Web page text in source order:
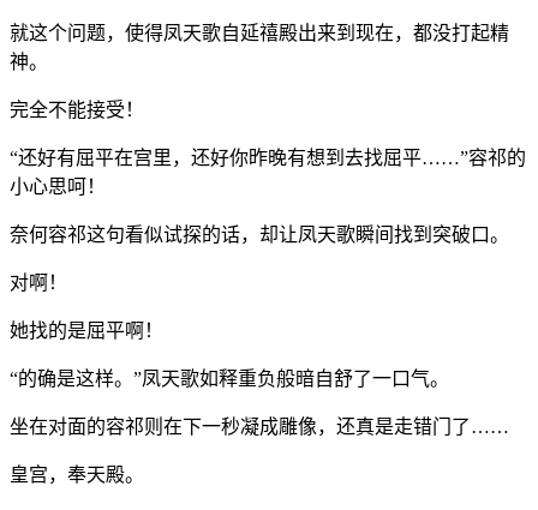
就这个问题，使得凤天歌自延禧殿出来到现在，都没打起精
神。
完全不能接受！
“还好有屈平在宫里，还好你昨晚有想到去找屈平……”容祁的
小心思呵！
奈何容祁这句看似试探的话，却让凤天歌瞬间找到突破口。
对啊！
她找的是屈平啊！
“的确是这样。”凤天歌如释重负般暗自舒了一口气。
坐在对面的容祁则在下一秒凝成雕像，还真是走错门了……
皇宫，奉天殿。